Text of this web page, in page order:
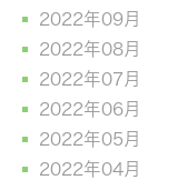
2022年09月
2022年08月
2022年07月
2022年06月
2022年05月
2022年04月